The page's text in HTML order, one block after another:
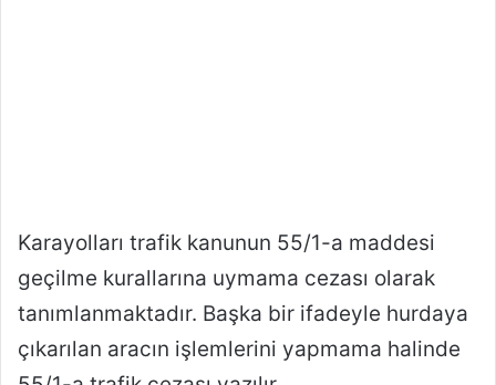
Karayolları trafik kanunun 55/1-a maddesi
geçilme kurallarına uymama cezası olarak
tanımlanmaktadır. Başka bir ifadeyle hurdaya
çıkarılan aracın işlemlerini yapmama halinde